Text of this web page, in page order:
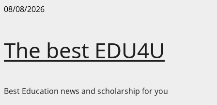
Skip
08/08/2026
The best EDU4U
Best Education news and scholarship for you